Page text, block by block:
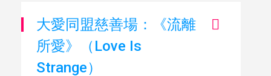
大愛同盟慈善場：《流離
所愛》（Love Is
Strange）